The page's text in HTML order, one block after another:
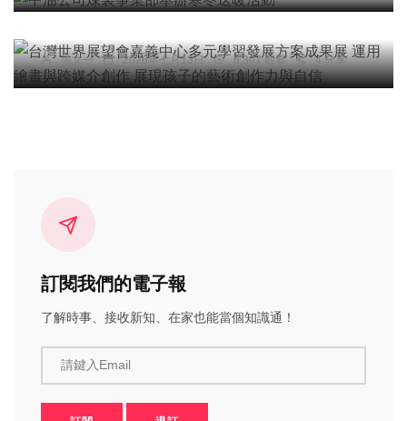
運用繪畫與跨媒介創作 展現孩子的藝術創作力與自
張文一 2026年七月13日 6,307 觀看 4 分享
訂閱我們的電子報
了解時事、接收新知、在家也能當個知識通！
請鍵入Email